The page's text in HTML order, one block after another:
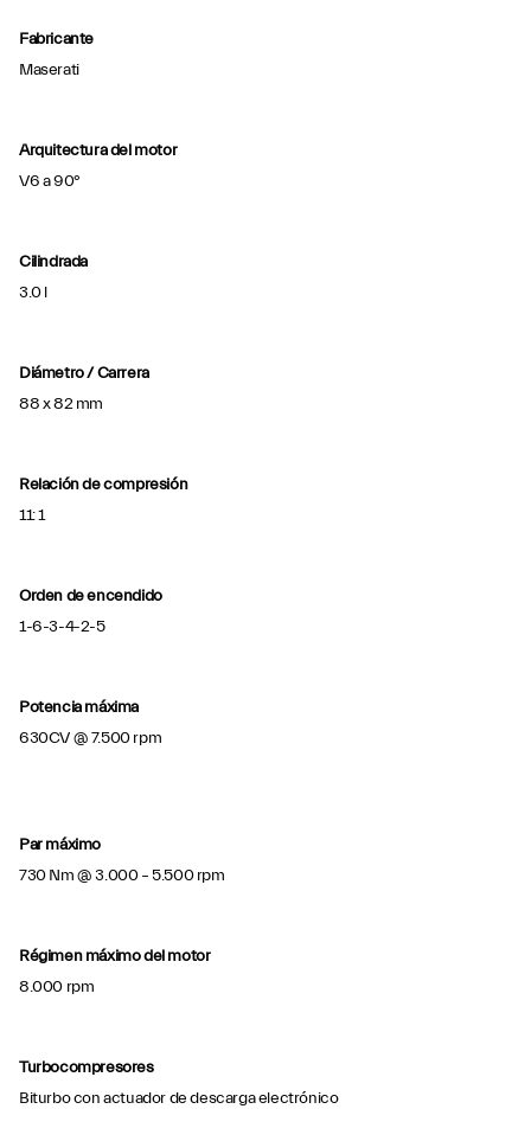
Fabricante
Maserati
Arquitectura del motor
V6 a 90°
Cilindrada
3.0 l
Diámetro / Carrera
88 x 82 mm
Relación de compresión
11: 1
Orden de encendido
1-6-3-4-2-5
Potencia máxima
630CV @ 7.500 rpm
Par máximo
730 Nm @ 3.000 – 5.500 rpm
Régimen máximo del motor
8.000 rpm
Turbocompresores
Biturbo con actuador de descarga electrónico